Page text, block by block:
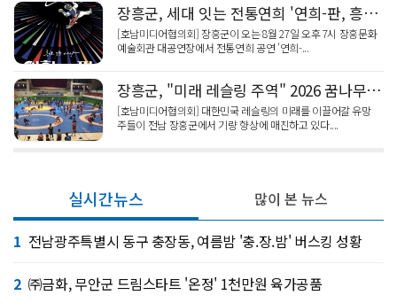
장흥군, 세대 잇는 전통연희 '연희-판, 흥으로 잇는 세상' 펼쳐
[호남미디어협의회] 장흥군이 오는 8월 27일 오후 7시 장흥문화
예술회관 대공연장에서 전통연희 공연 '연희-...
장흥군, "미래 레슬링 주역" 2026 꿈나무·청소년 국가대표 전지훈련 성황
[호남미디어협의회] 대한민국 레슬링의 미래를 이끌어갈 유망
주들이 전남 장흥군에서 기량 향상에 매진하고 있다....
실시간뉴스
1 전남광주특별시 동구 충장동, 여름밤 '충.장.밤' 버스킹 성황
2 ㈜금화, 무안군 드림스타트 '온정' 1천만원 육가공품
많이 본 뉴스